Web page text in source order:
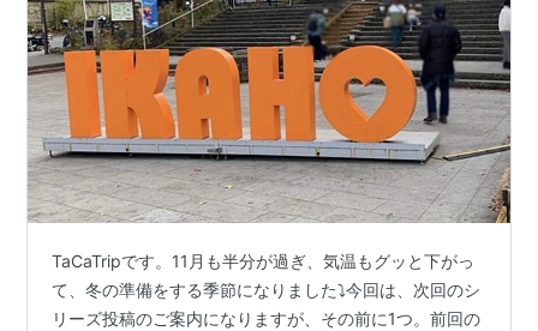
TaCaTripです。11月も半分が過ぎ、気温もグッと下がっ
て、冬の準備をする季節になりました⤵️今回は、次回のシ
リーズ投稿のご案内になりますが、その前に1つ。前回の